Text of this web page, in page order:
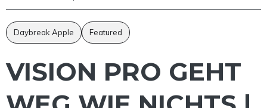
Daybreak Apple Featured
VISION PRO GEHT